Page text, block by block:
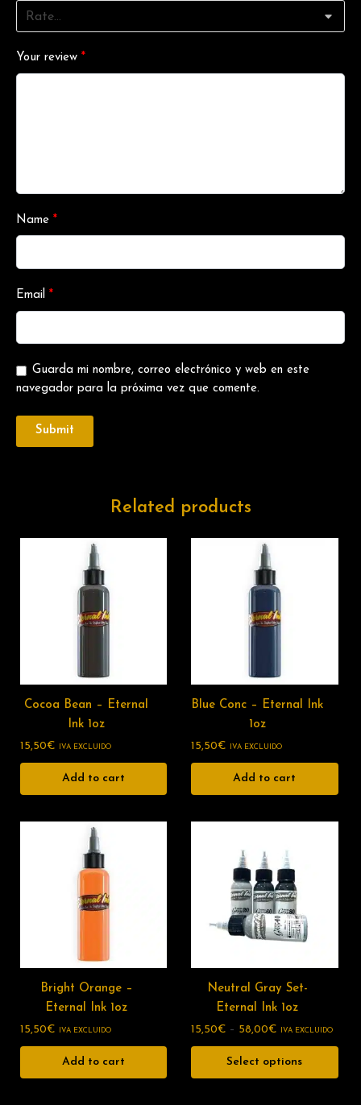
Your review *
Name *
Email *
Guarda mi nombre, correo electrónico y web en este
navegador para la próxima vez que comente.
Related products
Cocoa Bean – Eternal
Ink 1oz
15,50€ IVA EXCLUIDO
Add to cart
Blue Conc – Eternal Ink
1oz
15,50€ IVA EXCLUIDO
Add to cart
Bright Orange –
Eternal Ink 1oz
15,50€ IVA EXCLUIDO
Add to cart
Neutral Gray Set-
Eternal Ink 1oz
15,50€ – 58,00€ IVA EXCLUIDO
Select options